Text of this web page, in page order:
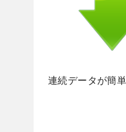
連続データが簡